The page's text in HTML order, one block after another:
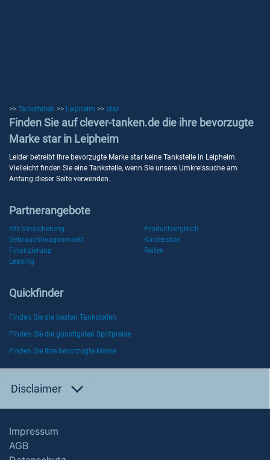
>> Tankstellen >> Leipheim >> star
Finden Sie auf clever-tanken.de die ihre bevorzugte
Marke star in Leipheim
Leider betreibt Ihre bevorzugte Marke star keine Tankstelle in Leipheim.
Vielleicht finden Sie eine Tankstelle, wenn Sie unsere Umkreissuche am
Anfang dieser Seite verwenden.
Partnerangebote
Kfz-Versicherung
Produktvergleich
Gebrauchtwagenmarkt
Kindersitze
Finanzierung
Reifen
Leasing
Quickfinder
Finden Sie die besten Tankstellen
Finden Sie die günstigsten Spritpreise
Finden Sie Ihre bevorzugte Marke
Disclaimer
Impressum
AGB